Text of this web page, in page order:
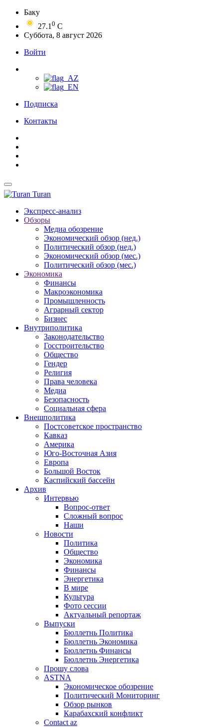
Баку
27.1 0 C
Суббота, 8 август 2026
Войти
Подписка
Контакты
Turan
Экспресс-анализ
Обзоры
Медиа обозрение
Экономический обзор (нед.)
Политический обзор (нед.)
Экономический обзор (мес.)
Политический обзор (мес.)
Экономика
Финансы
Макроэкономика
Промышленность
Аграрный сектор
Бизнес
Внутриполитика
Законодательство
Госстроительство
Общество
Гендер
Религия
Права человека
Медиа
Безопасность
Социальная сфера
Внешполитика
Постсоветское пространство
Кавказ
Америка
Юго-Восточная Азия
Европа
Большой Восток
Каспийский бассейн
Архив
Интервью
Вопрос-ответ
Сложный вопрос
Наши
Новости
Политика
Общество
Экономика
Финансы
Энергетика
В мире
Культура
Фото сессии
Актуальный репортаж
Выпуски
Бюллетнь Политика
Бюллетнь Экономика
Бюллетнь Финансы
Бюллетнь Энергетика
Прошу слова
ASTNA
Экономическое обозрение
Политический Мониторинг
Обзор рынков
Карабахский конфликт
Contact az